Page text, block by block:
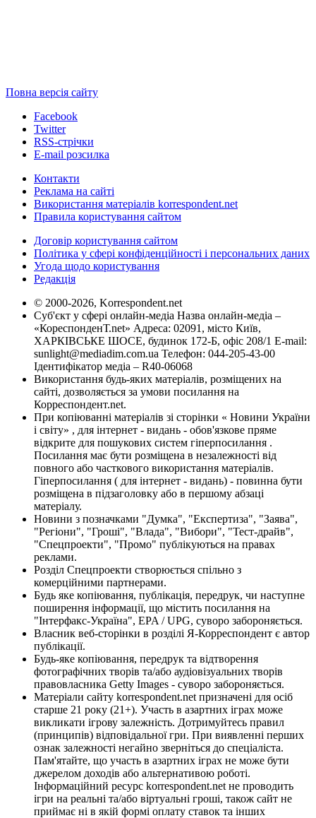
Повна версія сайту
Facebook
Twitter
RSS-стрічки
E-mail розсилка
Контакти
Реклама на сайті
Використання матеріалів korrespondent.net
Правила користування сайтом
Договір користування сайтом
Політика у сфері конфіденційності і персональних даних
Угода щодо користування
Редакція
© 2000-2026, Korrespondent.net
Суб'єкт у сфері онлайн-медіа Назва онлайн-медіа –
«КореспонденТ.net» Адреса: 02091, місто Київ,
ХАРКІВСЬКЕ ШОСЕ, будинок 172-Б, офіс 208/1 E-mail:
sunlight@mediadim.com.ua Телефон: 044-205-43-00
Ідентифікатор медіа – R40-06068
Використання будь-яких матеріалів, розміщених на
сайті, дозволяється за умови посилання на
Корреспондент.net.
При копіюванні матеріалів зі сторінки « Новини України
і світу» , для інтернет - видань - обов'язкове пряме
відкрите для пошукових систем гіперпосилання .
Посилання має бути розміщена в незалежності від
повного або часткового використання матеріалів.
Гіперпосилання ( для інтернет - видань) - повинна бути
розміщена в підзаголовку або в першому абзаці
матеріалу.
Новини з позначками "Думка", "Експертиза", "Заява",
"Регіони", "Гроші", "Влада", "Вибори", "Тест-драйв",
"Спецпроекти", "Промо" публікуються на правах
реклами.
Розділ Спецпроекти створюється спільно з
комерційними партнерами.
Будь яке копіювання, публікація, передрук, чи наступне
поширення інформації, що містить посилання на
"Інтерфакс-Україна", EPA / UPG, суворо забороняється.
Власник веб-сторінки в розділі Я-Корреспондент є автор
публікації.
Будь-яке копіювання, передрук та відтворення
фотографічних творів та/або аудіовізуальних творів
правовласника Getty Images - суворо забороняється.
Матеріали сайту korrespondent.net призначені для осіб
старше 21 року (21+). Участь в азартних іграх може
викликати ігрову залежність. Дотримуйтесь правил
(принципів) відповідальної гри. При виявленні перших
ознак залежності негайно зверніться до спеціаліста.
Пам'ятайте, що участь в азартних іграх не може бути
джерелом доходів або альтернативою роботі.
Інформаційний ресурс korrespondent.net не проводить
ігри на реальні та/або віртуальні гроші, також сайт не
приймає ні в якій формі оплату ставок та інших